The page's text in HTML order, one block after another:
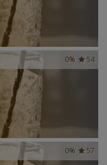
54
0%
57
0%